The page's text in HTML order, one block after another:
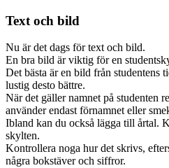
Text och bild
Nu är det dags för text och bild.
En bra bild är viktig för en
Det bästa är en bild från studentens
lustig desto bättre.
När det gäller namnet på studenten
använder endast förnamnet eller
Ibland kan du också lägga till årtal.
skylten.
Kontrollera noga hur det skrivs,
några bokstäver och siffror.